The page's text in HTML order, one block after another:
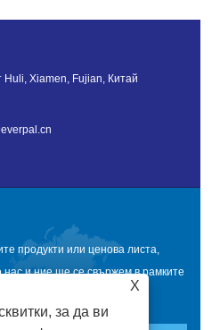
Xiamen, Fujian, Китай
продукти или ценова листа,
и ние ще се свържем в рамките
X
за да ви